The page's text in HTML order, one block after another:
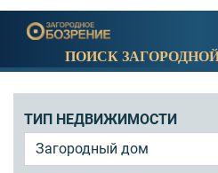
ПОИСК
ТИП НЕДВИЖИМОСТИ